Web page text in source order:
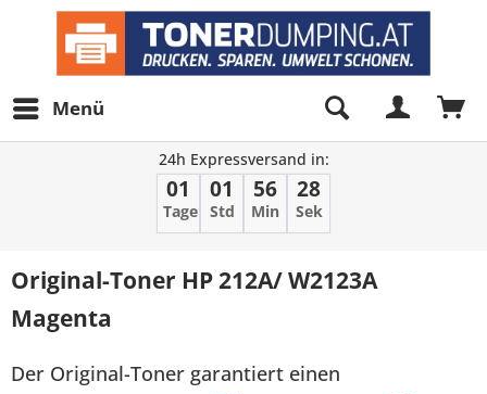
Menü
24h Expressversand in:
01
Tage
01
Std
56
Min
28
Sek
Original-Toner HP 212A/ W2123A
Magenta
Der Original-Toner garantiert einen